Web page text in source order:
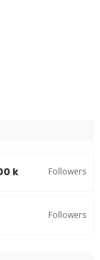
k Followers
Followers